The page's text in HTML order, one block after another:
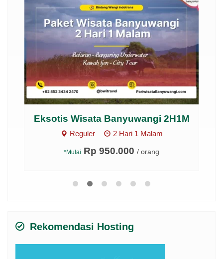
Eksotis Wisata Banyuwangi 2H1M
Reguler 2 Hari 1 Malam
*Mulai Rp 950.000 / orang
Rekomendasi Hosting